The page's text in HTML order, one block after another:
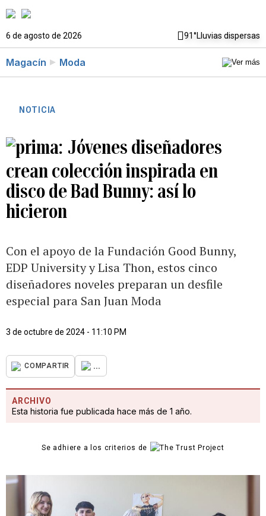
6 de agosto de 2026 91°Lluvias dispersas
Magacín Moda
NOTICIA
Jóvenes diseñadores
crean colección inspirada en
disco de Bad Bunny: así lo
hicieron
Con el apoyo de la Fundación Good Bunny,
EDP University y Lisa Thon, estos cinco
diseñadores noveles preparan un desfile
especial para San Juan Moda
3 de octubre de 2024 - 11:10 PM
COMPARTIR ...
ARCHIVO
Esta historia fue publicada hace más de 1 año.
Se adhiere a los criterios de